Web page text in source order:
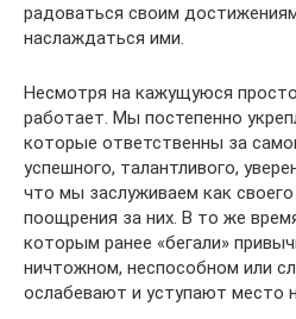
радоваться своим
наслаждаться ими.
Несмотря на кажущуюся
работает. Мы постепенно
которые ответственны за
успешного, талантливого,
что мы заслуживаем как своего
поощрения за них. В то же
которым ранее «бегали»
ничтожном, неспособном или
ослабевают и уступают место